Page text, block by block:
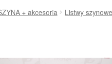
+ akcesoria Listwy szynowe